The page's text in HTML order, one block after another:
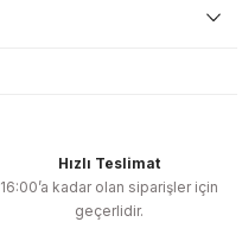
Hızlı Teslimat
16:00’a kadar olan siparişler için
geçerlidir.